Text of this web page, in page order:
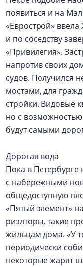
появиться и на
«Еврострой»
и по соседству
«Привилегия».
напротив своих
судов. Получился
мостами, для
стройки. Видовые
но с возможностью
будут самыми
Дорогая вода
Пока в
с набережными
общедоступную
«Пятый элемент»
риэлторы, такие
жильцам дома. «У
периодически
некоторые жарят